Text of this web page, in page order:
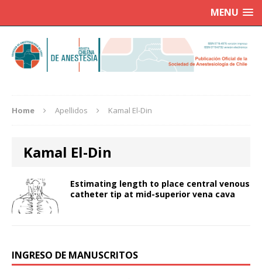
MENU
Home Apellidos Kamal El-Din
Kamal El-Din
Estimating length to place central venous
catheter tip at mid-superior vena cava
INGRESO DE MANUSCRITOS